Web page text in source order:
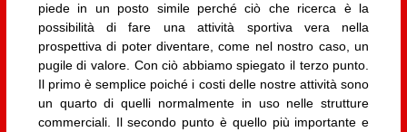
piede in un posto simile perché ciò che ricerca è la
possibilità di fare una attività sportiva vera nella
prospettiva di poter diventare, come nel nostro caso, un
pugile di valore. Con ciò abbiamo spiegato il terzo punto.
Il primo è semplice poiché i costi delle nostre attività sono
un quarto di quelli normalmente in uso nelle strutture
commerciali. Il secondo punto è quello più importante e